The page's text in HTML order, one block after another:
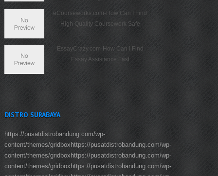
eCourseworks.com-How Can I Find
High Quality Coursework Safe
EssayCrazy.com-How Can I Find
Essay Assistance Fast
DISTRO SURABAYA
https://pusatdistrobandung.com/wp-
content/themes/gridboxhttps://pusatdistrobandung.com/wp-
content/themes/gridboxhttps://pusatdistrobandung.com/wp-
content/themes/gridboxhttps://pusatdistrobandung.com/wp-